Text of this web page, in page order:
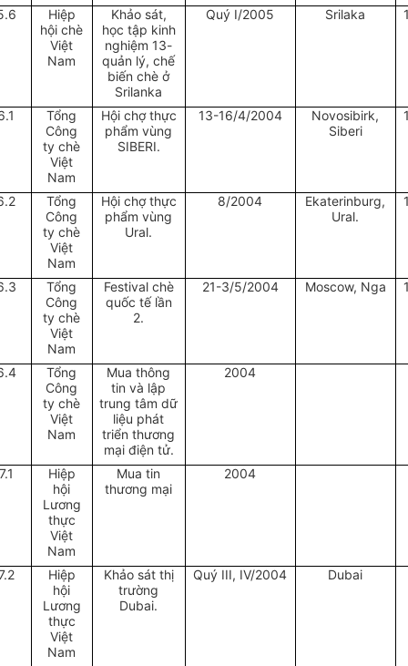
Hiệp
hội chè
Việt
Nam
Khảo sát,
học tập kinh
nghiệm 13-
quản lý, chế
biến chè ở
Srilanka
Quý I/2005 Srilaka
Tổng
Công
ty chè
Việt
Nam
Hội chợ thực
phẩm vùng
SIBERI.
13-16/4/2004
Novosibirk,
Siberi
Tổng
Công
ty chè
Việt
Nam
Hội chợ thực
phẩm vùng
Ural.
8/2004
Ekaterinburg,
Ural.
Tổng
Công
ty chè
Việt
Nam
Festival chè
quốc tế lần
2.
21-3/5/2004 Moscow, Nga
Tổng
Công
ty chè
Việt
Nam
Mua thông
tin và lập
trung tâm dữ
liệu phát
triển thương
mại điện tử.
2004
Hiệp
hội
Lương
thực
Việt
Nam
Mua tin
thương mại
2004
Hiệp
hội
Lương
thực
Việt
Nam
Khảo sát thị
trường
Dubai.
Quý III, IV/2004 Dubai